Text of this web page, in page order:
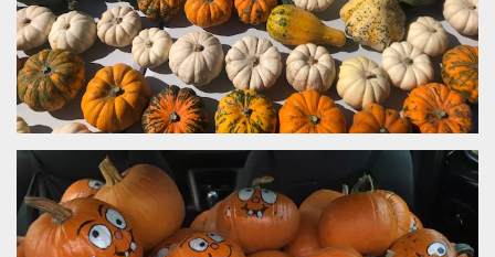
usuario.
Normalmente es
un número
generado al
azar, la forma en
que se usa
puede ser
específico del
buen ejemplo es
mantener un
estado de inicio
de sesión para
un usuario entre
páginas.